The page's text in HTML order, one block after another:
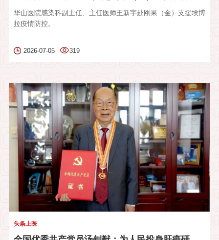
华山医院感染科副主任、主任医师王新宇赴刚果（金）支援埃博
拉疫情防控。
2026-07-05 319
头条上医